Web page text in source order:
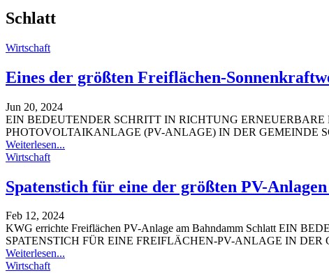
Schlatt
Wirtschaft
Eines der größten Freiflächen-
Jun 20, 2024
EIN BEDEUTENDER SCHRITT IN RICHTUNG
PHOTOVOLTAIKANLAGE (PV-ANLAGE) IN DER GEMEINDE
Weiterlesen...
Wirtschaft
Spatenstich für eine der größten PV-
Feb 12, 2024
KWG errichte Freiflächen PV-Anlage am Bahndamm SchlattEIN
SPATENSTICH FÜR EINE FREIFLÄCHEN-PV-ANLAGE IN DER
Weiterlesen...
Wirtschaft